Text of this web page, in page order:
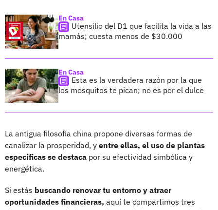
En Casa
Utensilio del D1 que facilita la vida a las
mamás; cuesta menos de $30.000
En Casa
Esta es la verdadera razón por la que
los mosquitos te pican; no es por el dulce
La antigua filosofía china propone diversas formas de
canalizar la prosperidad, y entre ellas, el uso de plantas
específicas se destaca por su efectividad simbólica y
energética.
Si estás buscando renovar tu entorno y atraer
oportunidades financieras, aquí te compartimos tres